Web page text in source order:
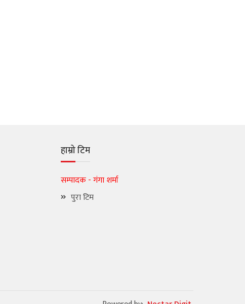
हाम्रो टिम
सम्पादक - गंगा शर्मा
पुरा टिम